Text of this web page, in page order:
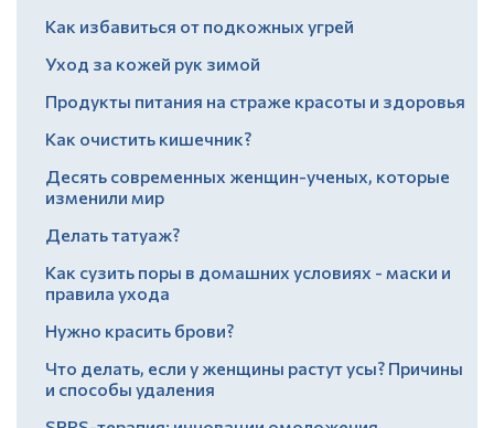
Как избавиться от подкожных угрей
Уход за кожей рук зимой
Продукты питания на страже красоты и здоровья
Как очистить кишечник?
Десять современных женщин-ученых, которые
изменили мир
Делать татуаж?
Как сузить поры в домашних условиях - маски и
правила ухода
Нужно красить брови?
Что делать, если у женщины растут усы? Причины
и способы удаления